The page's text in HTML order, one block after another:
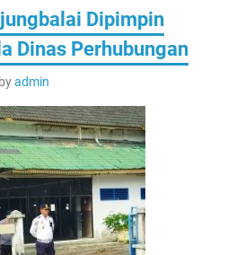
Dipimpin
Dinas Perhubungan
admin